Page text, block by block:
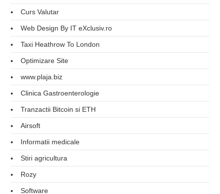
Curs Valutar
Web Design By IT eXclusiv.ro
Taxi Heathrow To London
Optimizare Site
www.plaja.biz
Clinica Gastroenterologie
Tranzactii Bitcoin si ETH
Airsoft
Informatii medicale
Stiri agricultura
Rozy
Software